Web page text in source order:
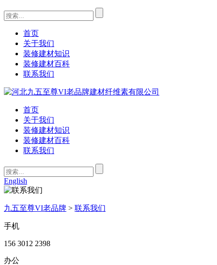
首页
关于我们
装修建材知识
装修建材百科
联系我们
首页
关于我们
装修建材知识
装修建材百科
联系我们
English
九五至尊VI老品牌 > 联系我们
手机
156 3012 2398
办公